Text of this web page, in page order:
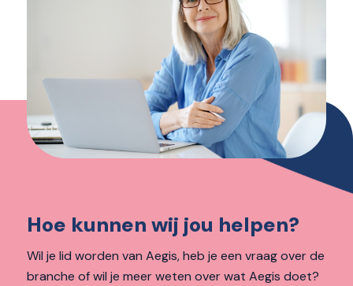
Hoe kunnen wij jou helpen?
Wil je lid worden van Aegis, heb je een vraag over de
branche of wil je meer weten over wat Aegis doet?